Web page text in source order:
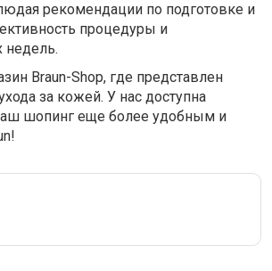
рекомендации по подготовке и
процедуры и
недель.
Braun-Shop, где представлен
за кожей. У нас доступна
шопинг еще более удобным и